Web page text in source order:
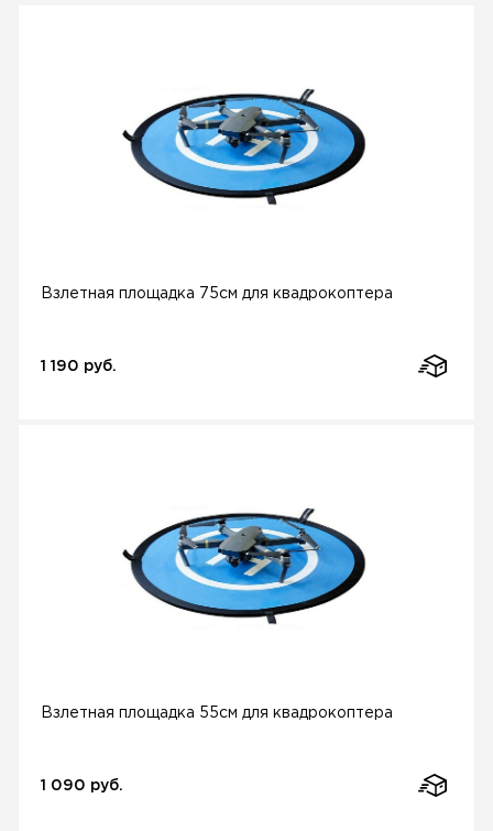
Взлетная площадка 75см для квадрокоптера
1 190 руб.
Взлетная площадка 55см для квадрокоптера
1 090 руб.